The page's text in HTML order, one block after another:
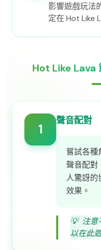
影響遊戲玩法
定在 Hot Like
Hot Like Lava
1
聲音配對
嘗試各種
聲音配對
人驚訝的
效果。
💡 注意
以在此